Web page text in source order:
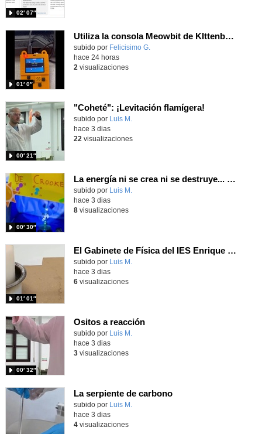
02′ 07″
Utiliza la consola Meowbit de KIttenbot para jugar con tus programas MakeCode Arcade
Contenido educativo.
subido por Felicisimo G.
01′ 0″
hace 24 horas
2 visualizaciones
"Coheté": ¡Levitación flamígera!
Contenido educativo.
subido por Luis M.
00′ 21″
hace 3 dias
22 visualizaciones
La energía ni se crea ni se destruye... ¡se experimenta! El Tierno en la Feria Madrid es Ciencia 2026
Contenido educativo.
subido por Luis M.
00′ 30″
hace 3 dias
8visualizaciones
El Gabinete de Física del IES Enrique Tierno Galván de Parla (Curso 25-26)
Contenido educativo.
subido por Luis M.
01′ 01″
hace 3 dias
6visualizaciones
Ositos a reacción
Contenido educativo.
subido por Luis M.
00′ 32″
hace 3 dias
3visualizaciones
La serpiente de carbono
Contenido educativo.
subido por Luis M.
hace 3 dias
4visualizaciones